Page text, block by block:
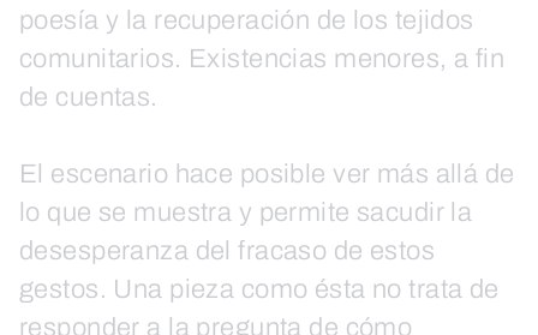
poesía y la recuperación de los tejidos
comunitarios. Existencias menores, a fin
de cuentas.
El escenario hace posible ver más allá de
lo que se muestra y permite sacudir la
desesperanza del fracaso de estos
gestos. Una pieza como ésta no trata de
responder a la pregunta de cómo